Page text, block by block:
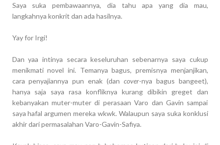
Saya suka pembawaannya, dia tahu apa yang dia mau,
langkahnya konkrit dan ada hasilnya.
Yay for Irgi!
Dan yaa intinya secara keseluruhan sebenarnya saya cukup
menikmati novel ini. Temanya bagus, premisnya menjanjikan,
cara penyajiannya pun enak (dan cover-nya bagus bangeet),
hanya saja saya rasa konfliknya kurang dibikin greget dan
kebanyakan muter-muter di perasaan Varo dan Gavin sampai
saya hafal argumen mereka wkwk. Walaupun saya suka konklusi
akhir dari permasalahan Varo-Gavin-Safiya.